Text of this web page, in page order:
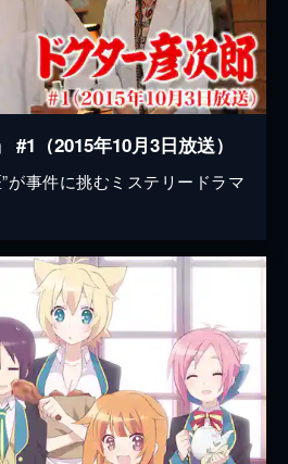
#1（2015年10月3日放送）
が事件に挑むミステリードラマ